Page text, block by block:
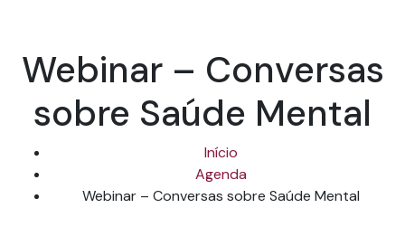
Webinar – Conversas
sobre Saúde Mental
Início
Agenda
Webinar – Conversas sobre Saúde Mental